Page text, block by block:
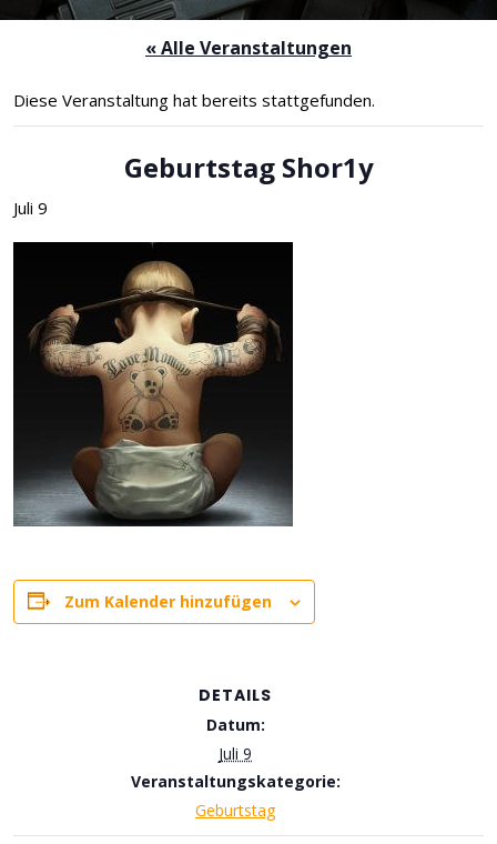
« Alle Veranstaltungen
Diese Veranstaltung hat bereits stattgefunden.
Geburtstag Shor1y
Juli 9
Zum Kalender hinzufügen
DETAILS
Datum:
Juli 9
Veranstaltungskategorie:
Geburtstag